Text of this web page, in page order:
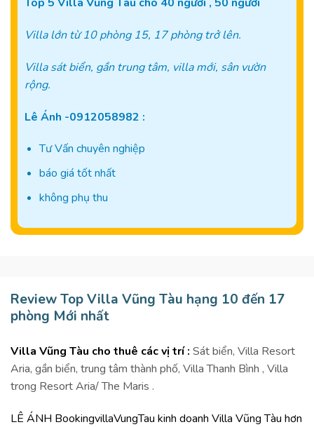
Villa lớn từ 10 phòng 15, 17 phòng trở lên.
Villa sát biển, gần trung tâm, villa mới, sân vườn
rộng.
Lê Ánh -0912058982 :
Tư Vấn chuyên nghiệp
báo giá tốt nhất
không phụ thu
Review Top Villa Vũng Tàu hạng 10 đến 17
phòng Mới nhất
Villa Vũng Tàu cho thuê các vị trí : Sát biển, Villa Resort
Aria, gần biển, trung tâm thành phố, Villa Thanh Bình , Villa
trong Resort Aria/ The Maris .
LÊ ÁNH BookingvillaVungTau kinh doanh Villa Vũng Tàu hơn